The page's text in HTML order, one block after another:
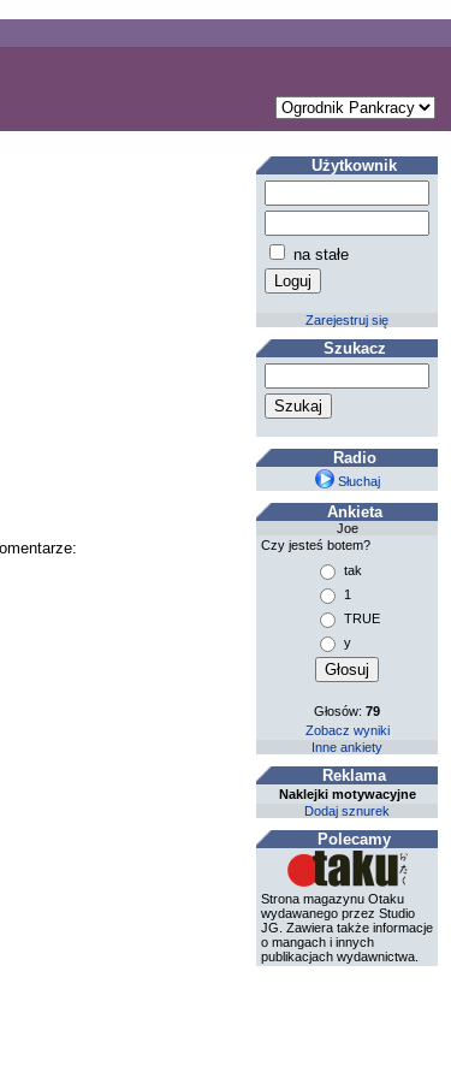
Użytkownik
na stałe
Zarejestruj się
Szukacz
Radio
Słuchaj
Ankieta
Joe
Czy jesteś botem?
tak
1
TRUE
y
Głosów:79
Zobacz wyniki
Inne ankiety
Reklama
Naklejki motywacyjne
Dodaj sznurek
Polecamy
Strona magazynu Otaku
wydawanego przez Studio
JG. Zawiera także informacje
o mangach i innych
publikacjach wydawnictwa.